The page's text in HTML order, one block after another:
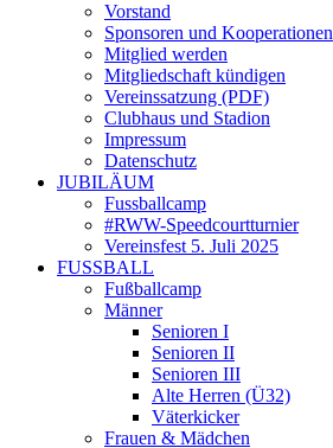
Vorstand
Sponsoren und Kooperationen
Mitglied werden
Mitgliedschaft kündigen
Vereinssatzung (PDF)
Clubhaus und Stadion
Impressum
Datenschutz
JUBILÄUM
Fussballcamp
#RWW-Speedcourtturnier
Vereinsfest 5. Juli 2025
FUSSBALL
Fußballcamp
Männer
Senioren I
Senioren II
Senioren III
Alte Herren (Ü32)
Väterkicker
Frauen & Mädchen